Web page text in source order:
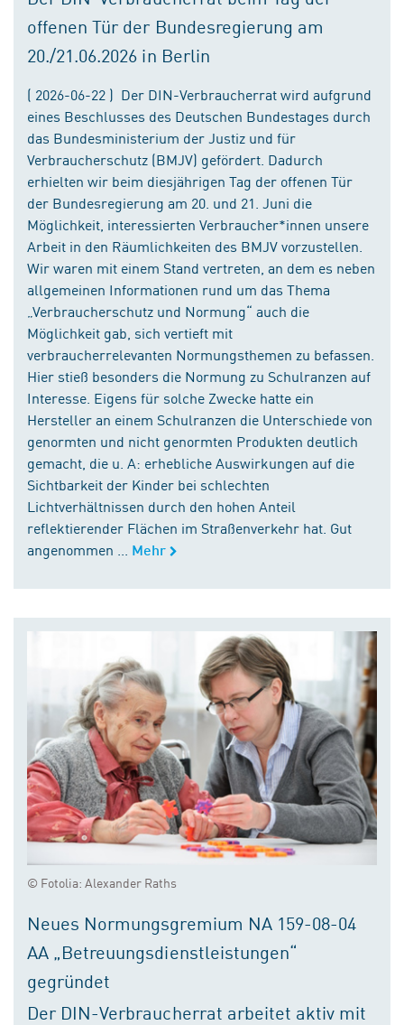
offenen Tür der Bundesregierung am
20./21.06.2026 in Berlin
( 2026-06-22 ) Der DIN-Verbraucherrat wird aufgrund
eines Beschlusses des Deutschen Bundestages durch
das Bundesministerium der Justiz und für
Verbraucherschutz (BMJV) gefördert. Dadurch
erhielten wir beim diesjährigen Tag der offenen Tür
der Bundesregierung am 20. und 21. Juni die
Möglichkeit, interessierten Verbraucher*innen unsere
Arbeit in den Räumlichkeiten des BMJV vorzustellen.
Wir waren mit einem Stand vertreten, an dem es neben
allgemeinen Informationen rund um das Thema
„Verbraucherschutz und Normung“ auch die
Möglichkeit gab, sich vertieft mit
verbraucherrelevanten Normungsthemen zu befassen.
Hier stieß besonders die Normung zu Schulranzen auf
Interesse. Eigens für solche Zwecke hatte ein
Hersteller an einem Schulranzen die Unterschiede von
genormten und nicht genormten Produkten deutlich
gemacht, die u. A: erhebliche Auswirkungen auf die
Sichtbarkeit der Kinder bei schlechten
Lichtverhältnissen durch den hohen Anteil
reflektierender Flächen im Straßenverkehr hat. Gut
angenommen ...
Mehr
© Fotolia: Alexander Raths
Neues Normungsgremium NA 159-08-04
AA „Betreuungsdienstleistungen“
gegründet
Der DIN-Verbraucherrat arbeitet aktiv mit